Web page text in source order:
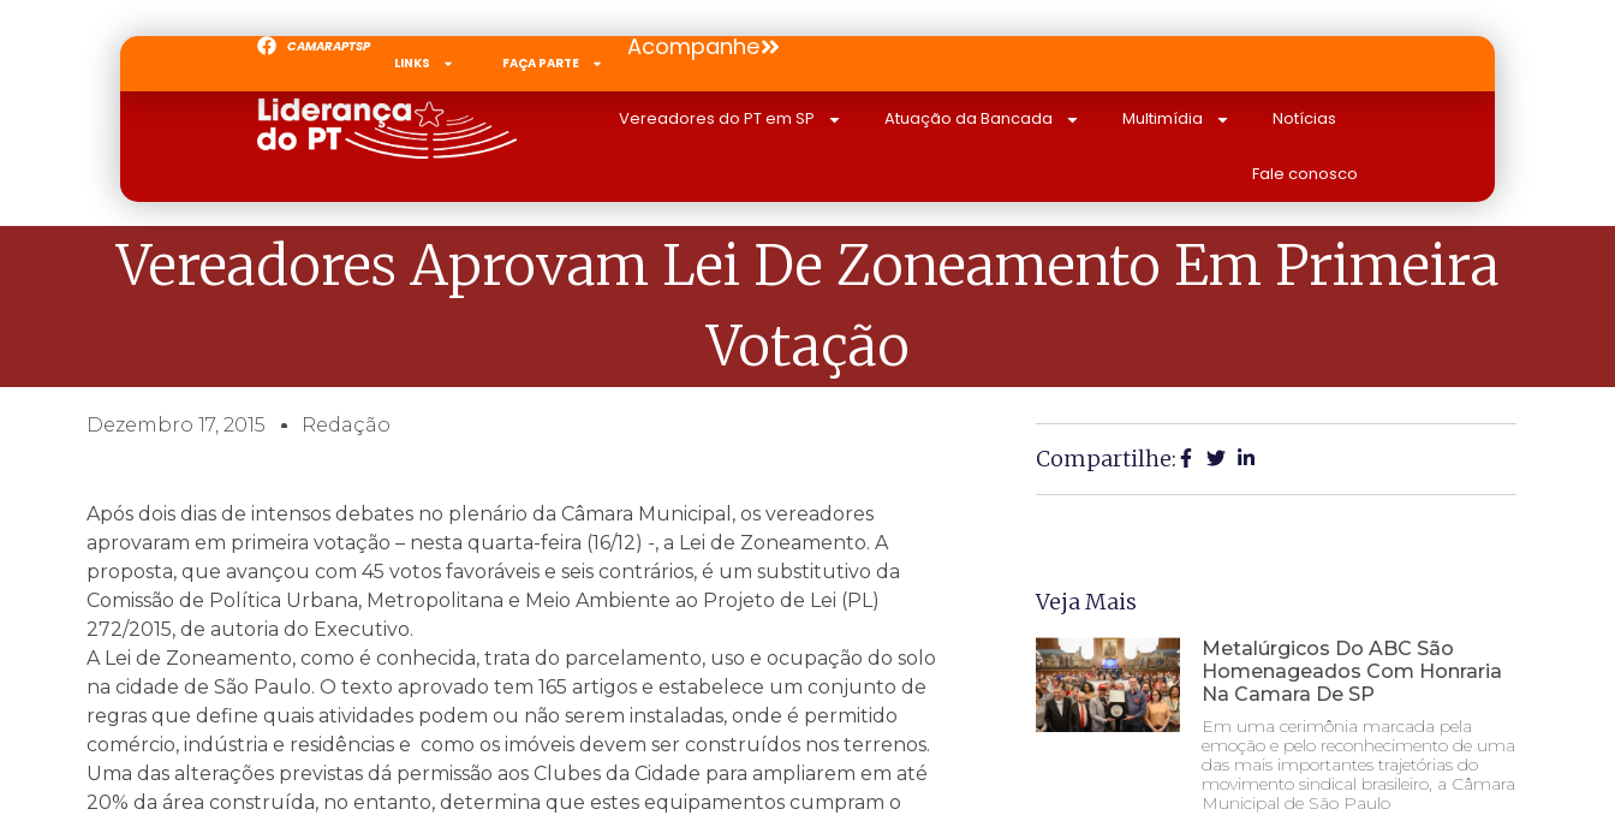
CAMARAPTSP
LINKS
FAÇA PARTE
Acompanhe
Vereadores do PT em SP Atuação da Bancada Multimídia Notícias
Fale conosco
Vereadores Aprovam Lei De Zoneamento Em Primeira
Votação
Dezembro 17, 2015 Redação
Após dois dias de intensos debates no plenário da Câmara Municipal, os vereadores
aprovaram em primeira votação – nesta quarta-feira (16/12) -, a Lei de Zoneamento. A
proposta, que avançou com 45 votos favoráveis e seis contrários, é um substitutivo da
Comissão de Política Urbana, Metropolitana e Meio Ambiente ao Projeto de Lei (PL)
272/2015, de autoria do Executivo.
A Lei de Zoneamento, como é conhecida, trata do parcelamento, uso e ocupação do solo
na cidade de São Paulo. O texto aprovado tem 165 artigos e estabelece um conjunto de
regras que define quais atividades podem ou não serem instaladas, onde é permitido
comércio, indústria e residências e como os imóveis devem ser construídos nos terrenos.
Uma das alterações previstas dá permissão aos Clubes da Cidade para ampliarem em até
20% da área construída, no entanto, determina que estes equipamentos cumpram o
Compartilhe:
Veja Mais
Metalúrgicos Do ABC São
Homenageados Com Honraria
Na Camara De SP
Em uma cerimônia marcada pela
emoção e pelo reconhecimento de uma
das mais importantes trajetórias do
movimento sindical brasileiro, a Câmara
Municipal de São Paulo